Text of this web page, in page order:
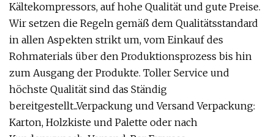
Kältekompressors, auf hohe Qualität und gute Preise.
Wir setzen die Regeln gemäß dem Qualitätsstandard
in allen Aspekten strikt um, vom Einkauf des
Rohmaterials über den Produktionsprozess bis hin
zum Ausgang der Produkte. Toller Service und
höchste Qualität sind das Ständig
bereitgestellt...Verpackung und Versand Verpackung:
Karton, Holzkiste und Palette oder nach